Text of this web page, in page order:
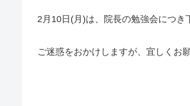
2月10日(月)は、院長の勉強会につき
ご迷惑をおかけしますが、宜しくお